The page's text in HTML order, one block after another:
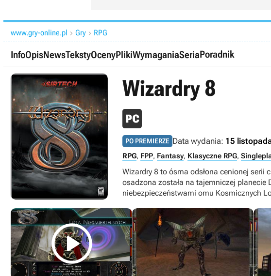
www.gry-online.pl  Gry  RPG
InfoOpisNewsTekstyOcenyPlikiWymaganiaSeriaPoradnik
Wizardry 8
PO PREMIERZE Data wydania: 15
RPG, FPP, Fantasy, Klasyczne RPG,
Wizardry 8 to ósma odsłona cenionej serii
osadzona została na tajemniczej
niebezpieczeństwami omu Kosmicznych
